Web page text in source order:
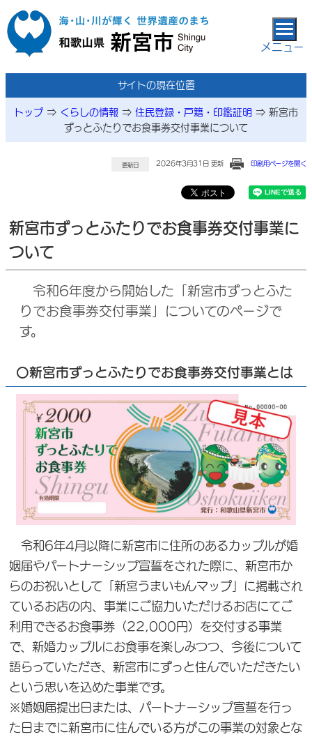
本文へ移動
メニュー
サイトの現在位置
トップ ⇒ くらしの情報 ⇒ 住民登録・戸籍・印鑑証明 ⇒ 新宮市
ずっとふたりでお食事券交付事業について
更新日 2026年3月31日 更新 印刷用ページを開く
新宮市ずっとふたりでお食事券交付事業に
ついて
令和6年度から開始した「新宮市ずっとふた
りでお食事券交付事業」についてのページで
す。
〇新宮市ずっとふたりでお食事券交付事業とは
令和6年4月以降に新宮市に住所のあるカップルが婚
姻届やパートナーシップ宣誓をされた際に、新宮市か
らのお祝いとして「新宮うまいもんマップ」に掲載され
ているお店の内、事業にご協力いただけるお店にてご
利用できるお食事券（22,000円）を交付する事業
で、新婚カップルにお食事を楽しみつつ、今後について
語らっていただき、新宮市にずっと住んでいただきたい
という思いを込めた事業です。
※婚姻届提出日または、パートナーシップ宣誓を行っ
た日までに新宮市に住んでいる方がこの事業の対象とな